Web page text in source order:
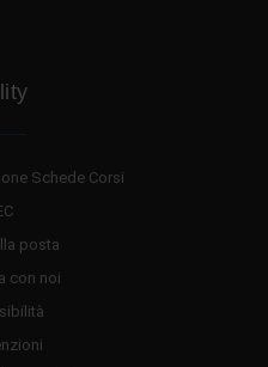
Schede Corsi
posta
con noi